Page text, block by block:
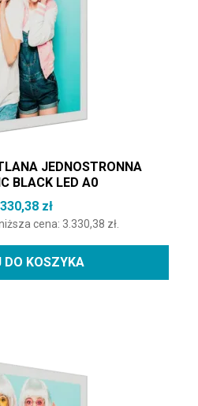
JEDNOSTRONNA
BLACK LED A0
zł
cena: 3.330,38 zł.
DO KOSZYKA